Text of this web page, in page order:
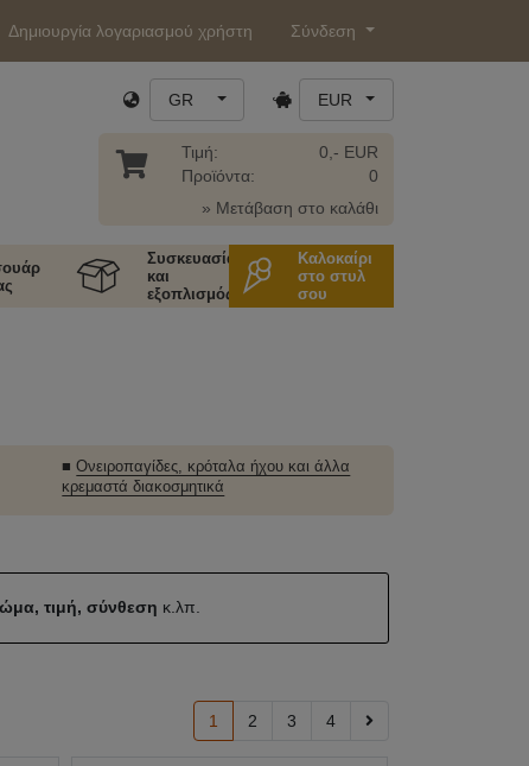
Δημιουργία λογαριασμού χρήστη Σύνδεση
GR EUR
Τιμή:
Προϊόντα:
0,- EUR
0
» Μετάβαση στο καλάθι
Συσκευασία
και
εξοπλισμός
Καλοκαίρι
στο στυλ
σου
■Ονειροπαγίδες, κρόταλα ήχου και άλλα
κρεμαστά διακοσμητικά
τιμή, σύνθεση κ.λπ.
1 2 3 4